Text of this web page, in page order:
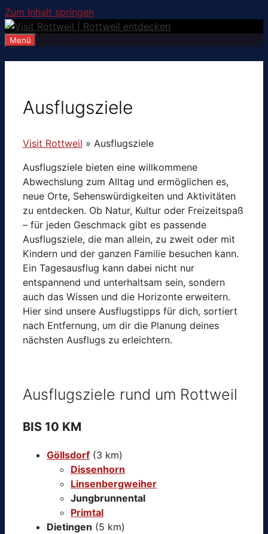
Zum Inhalt springen
Menü
Ausflugsziele
Visit Rottweil » Ausflugsziele
Ausflugsziele bieten eine willkommene
Abwechslung zum Alltag und ermöglichen es,
neue Orte, Sehenswürdigkeiten und Aktivitäten
zu entdecken. Ob Natur, Kultur oder Freizeitspaß
– für jeden Geschmack gibt es passende
Ausflugsziele, die man allein, zu zweit oder mit
Kindern und der ganzen Familie besuchen kann.
Ein Tagesausflug kann dabei nicht nur
entspannend und unterhaltsam sein, sondern
auch das Wissen und die Horizonte erweitern.
Hier sind unsere Ausflugstipps für dich, sortiert
nach Entfernung, um dir die Planung deines
nächsten Ausflugs zu erleichtern.
Ausflugsziele rund um Rottweil
BIS 10 KM
Göllsdorf (3 km)
Dissenhorn
Linsenbergweiher
Jungbrunnental
Primtal
Dietingen (5 km)